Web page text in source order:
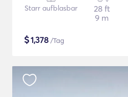
Starr aufblasbar
28 ft
9 m
$1,378 /Tag